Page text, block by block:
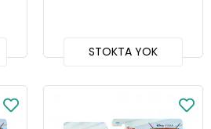
STOKTA YOK